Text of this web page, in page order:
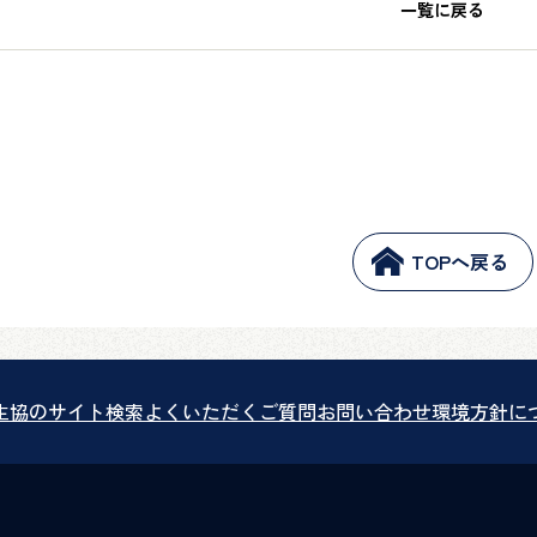
一覧に戻る
TOPへ戻る
協のサイト検索よくいただくご質問お問い合わせ環境方針に